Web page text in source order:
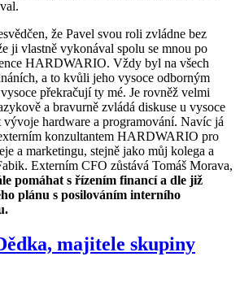
že Pavel svou roli zvládne bez
ji vlastně vykonával spolu se mnou po
HARDWARIO. Vždy byl na všech
a to kvůli jeho vysoce odborným
překračují ty mé. Je rovněž velmi
a bravurně zvládá diskuse u vysoce
vývoje hardware a programování. Navíc já
konzultantem HARDWARIO pro
a marketingu, stejně jako můj kolega a
Externím CFO zůstává Tomáš Morava,
pomáhat s řízením financí a dle již
plánu s posilováním interního
majitele skupiny